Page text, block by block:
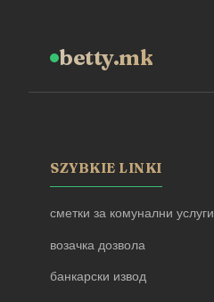
betty.mk
SZYBKIE LINKI
сметки за комунални услуги
возачка дозвола
банкарски извод